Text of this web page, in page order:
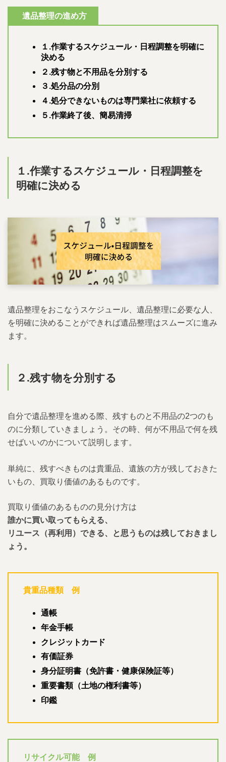
遺品整理の進め方
１.作業するスケジュール・日程調整を明確に
決める
２.残す物と不用品を分別する
３.処分品の分別
４.処分できないものは専門業社に依頼する
５.作業終了後、簡易清掃
１.作業するスケジュール・日程調整を
明確に決める
遺品整理をおこなうスケジュール、遺品整理に必要な人、
を明確に決めることができれば遺品整理はスムーズに進み
ます。
２.残す物を分別する
自分で遺品整理を進める際、残すものと不用品の2つのも
のに分類していきましょう。その時、何が不用品で何を残
せばいいのかについて説明します。
単純に、残すべきものは貴重品、遺族の方が残しておきた
いもの、買取り価値のあるものです。
買取り価値のあるものの見分け方は
誰かに買い取ってもらえる、
リユース（再利用）できる、と思うものは残しておきまし
ょう。
貴重品種類 例
通帳
年金手帳
クレジットカード
有価証券
身分証明書（免許書・健康保険証等）
重要書類（土地の権利書等）
印鑑
リサイクル可能 例